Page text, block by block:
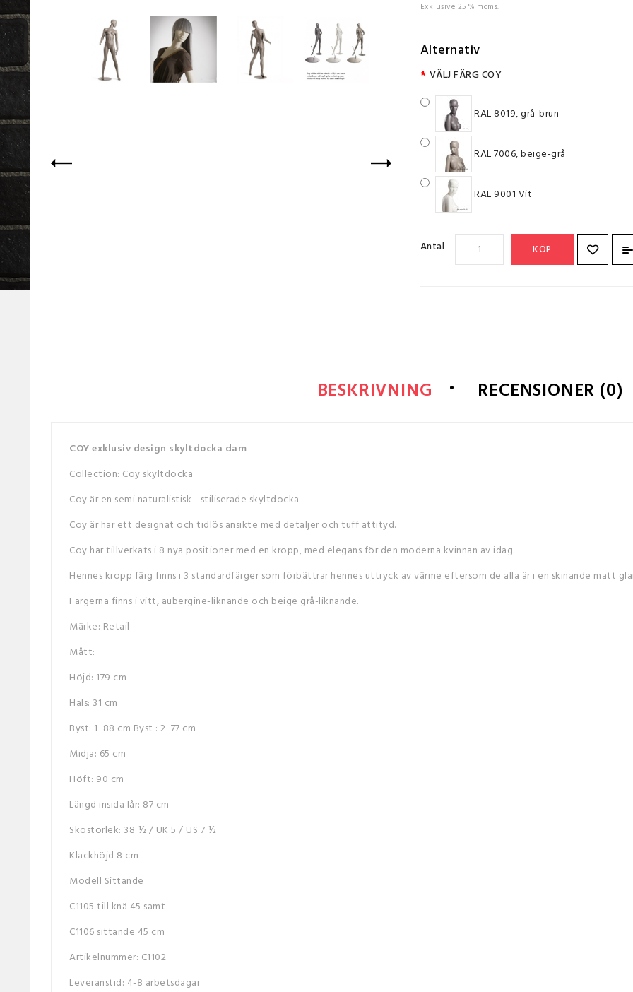
Exklusive 25 % moms.
Alternativ
VÄLJ FÄRG COY
RAL 8019, grå-brun
RAL 7006, beige-grå
RAL 9001 Vit
Antal KÖP
BESKRIVNING RECENSIONER (0)
COY exklusiv design skyltdocka dam
Collection: Coy skyltdocka
Coy är en semi naturalistisk - stiliserade skyltdocka
Coy är har ett designat och tidlös ansikte med detaljer och tuff attityd.
Coy har tillverkats i 8 nya positioner med en kropp, med elegans för den moderna kvinnan av idag.
Hennes kropp färg finns i 3 standardfärger som förbättrar hennes uttryck av värme eftersom de alla är i en skinande matt
Färgerna finns i vitt, aubergine-liknande och beige grå-liknande.
Märke: Retail
Mått:
Höjd: 179 cm
Hals: 31 cm
Byst: 1 88 cm Byst : 2 77 cm
Midja: 65 cm
Höft: 90 cm
Längd insida lår: 87 cm
Skostorlek: 38 ½ / UK 5 / US 7 ½
Klackhöjd 8 cm
Modell Sittande
C1105 till knä 45 samt
C1106 sittande 45 cm
Artikelnummer: C1102
Leveranstid: 4-8 arbetsdagar